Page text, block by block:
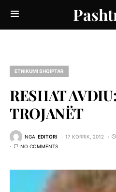
ETNIKUMI SHQIPTAR
RESHAT
TROJANËT
NGA EDITORI 17 KORRIK, 2012
NO COMMENTS